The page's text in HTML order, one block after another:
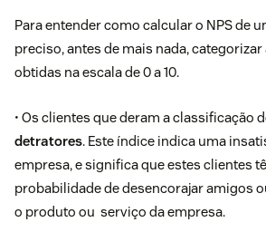
Para entender como calcular o NPS de
preciso, antes de mais nada, categorizar
obtidas na escala de 0 a 10.
• Os clientes que deram a classificação
detratores. Este índice indica uma
empresa, e significa que estes clientes
probabilidade de desencorajar amigos
o produto ou serviço da empresa.